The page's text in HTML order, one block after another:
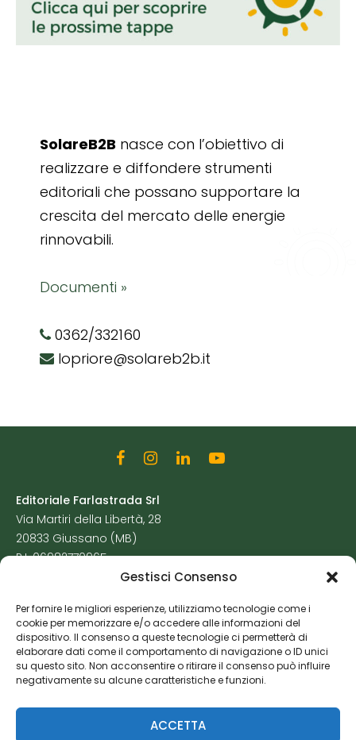
Gestisci Consenso
Per fornire le migliori esperienze, utilizziamo tecnologie come i
cookie per memorizzare e/o accedere alle informazioni del
dispositivo. Il consenso a queste tecnologie ci permetterà di
elaborare dati come il comportamento di navigazione o ID unici
su questo sito. Non acconsentire o ritirare il consenso può influire
negativamente su alcune caratteristiche e funzioni.
ACCETTA
SolareB2B nasce con l’obiettivo di
realizzare e diffondere strumenti
editoriali che possano supportare la
crescita del mercato delle energie
rinnovabili.
Documenti »
0362/332160
lopriore@solareb2b.it
Editoriale Farlastrada Srl
Via Martiri della Libertà, 28
20833 Giussano (MB)
P.I. 06982770965
Cookie Policy
Risorse Aggiuntive